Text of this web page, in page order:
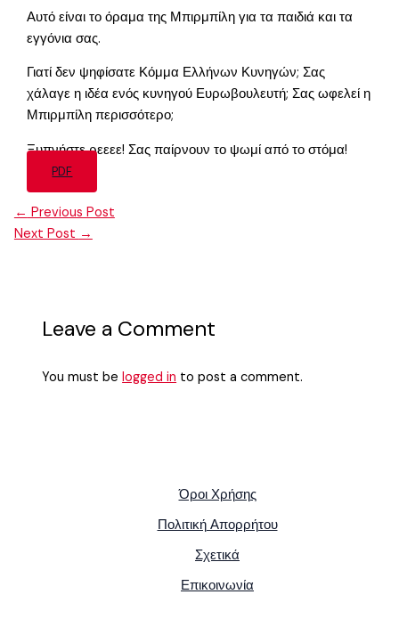
Αυτό είναι το όραμα της Μπιρμπίλη για τα παιδιά και τα
εγγόνια σας.
Γιατί δεν ψηφίσατε Κόμμα Ελλήνων Κυνηγών; Σας
χάλαγε η ιδέα ενός κυνηγού Ευρωβουλευτή; Σας ωφελεί η
Μπιρμπίλη περισσότερο;
Ξυπνήστε ρεεεε! Σας παίρνουν το ψωμί από το στόμα!
PDF
← Previous Post
Next Post →
Leave a Comment
You must belogged in to post a comment.
Όροι Χρήσης
Πολιτική Απορρήτου
Σχετικά
Επικοινωνία